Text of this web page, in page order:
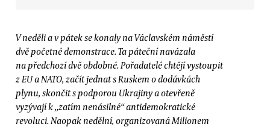
V neděli a v pátek se konaly na Václavském náměstí
dvě početné demonstrace. Ta páteční navázala
na předchozí dvě obdobné. Pořadatelé chtějí vystoupit
z EU a NATO, začít jednat s Ruskem o dodávkách
plynu, skončit s podporou Ukrajiny a otevřeně
vyzývají k „zatím nenásilné“ antidemokratické
revoluci. Naopak nedělní, organizovaná Milionem